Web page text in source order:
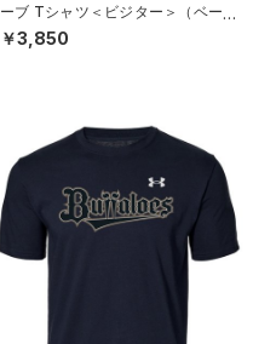
ーブ Tシャツ＜ビジター＞（ベース
ボール/UNISEX）
￥3,850